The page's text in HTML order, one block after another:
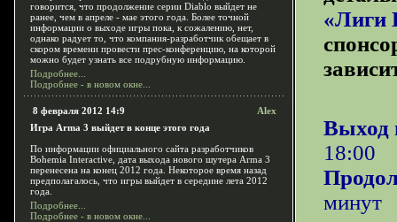
говорится, что продолжение серии Diablo выйдет не
ранее, чем в апреле - мае этого года. Более точной
информации о выходе игры пока, к сожалению, нет,
однако радует то, что компания-разработчик обещает в
скором времени провести прес-конференцию, на которой
можно будет узнать все подрубную информацию.
Подробнее...
Подробнее - в новом окне...
8 февраля 2012 14:9
Alex
Игра Arma 3 выйдет в конце этого года
По информации официального сайта разработчиков
Bohemia Interactive, дата выхода нового шутера Arma 3
перенесена на конец 2012 года. Некоторое время назад
предполагалось, что игры выйдет в середине лета 2012
года.
Подробнее...
Подробнее - в новом окне...
«Лиги
Выход
18:00
минут